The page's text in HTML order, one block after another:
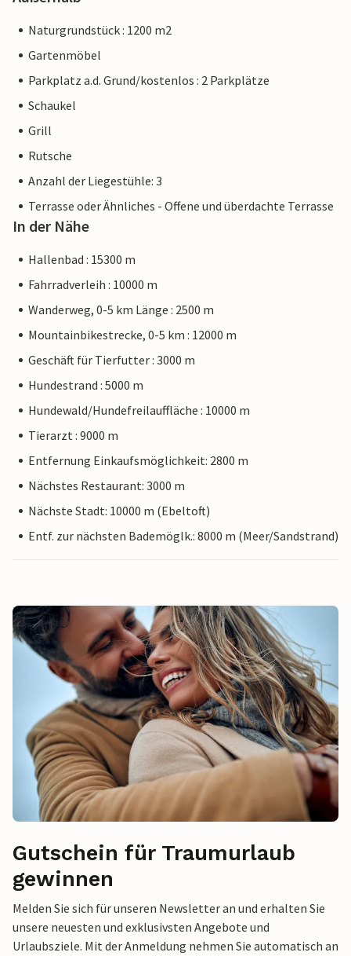
Naturgrundstück : 1200 m2
Gartenmöbel
Parkplatz a.d. Grund/kostenlos : 2 Parkplätze
Schaukel
Grill
Rutsche
Anzahl der Liegestühle: 3
Terrasse oder Ähnliches - Offene und überdachte Terrasse
In der Nähe
Hallenbad : 15300 m
Fahrradverleih : 10000 m
Wanderweg, 0-5 km Länge : 2500 m
Mountainbikestrecke, 0-5 km : 12000 m
Geschäft für Tierfutter : 3000 m
Hundestrand : 5000 m
Hundewald/Hundefreilauffläche : 10000 m
Tierarzt : 9000 m
Entfernung Einkaufsmöglichkeit: 2800 m
Nächstes Restaurant: 3000 m
Nächste Stadt: 10000 m (Ebeltoft)
Entf. zur nächsten Bademöglk.: 8000 m (Meer/Sandstrand)
Gutschein für Traumurlaub
gewinnen
Melden Sie sich für unseren Newsletter an und erhalten Sie
unsere neuesten und exklusivsten Angebote und
Urlaubsziele. Mit der Anmeldung nehmen Sie automatisch an